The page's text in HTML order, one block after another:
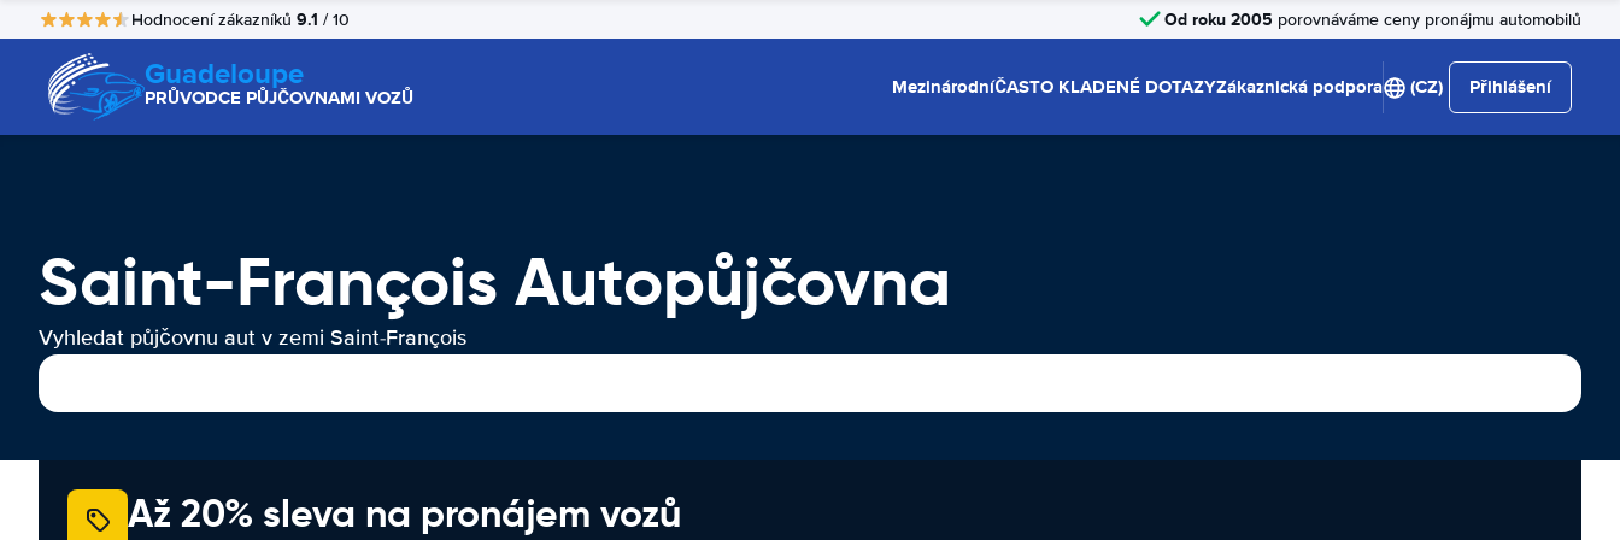
Hodnocení zákazníků 9.1 / 10 Od roku 2005 porovnáváme ceny pronájmu automobilů
Guadeloupe
PRŮVODCE PŮJČOVNAMI VOZŮ MezinárodníČASTO KLADENÉ DOTAZYZákaznická podpora (CZ) Přihlášení
Saint-François Autopůjčovna
Vyhledat půjčovnu aut v zemi Saint-François
Až 20% sleva na pronájem vozů